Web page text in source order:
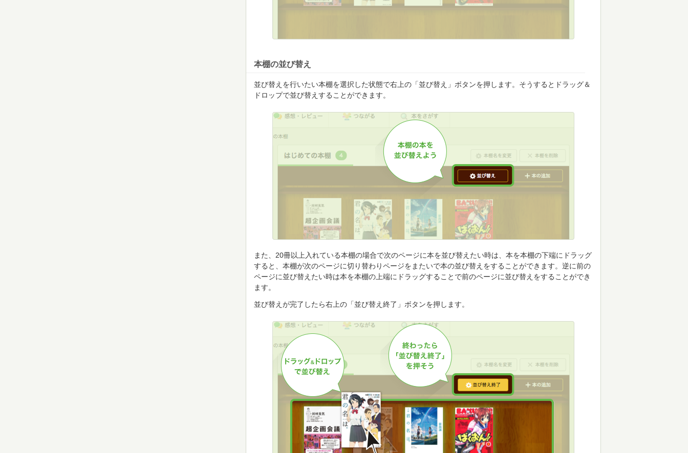
本棚の並び替え
並び替えを行いたい本棚を選択した状態で右上の「並び替え」ボタンを押します。そうするとドラッグ＆
ドロップで並び替えすることができます。
また、20冊以上入れている本棚の場合で次のページに本を並び替えたい時は、本を本棚の下端にドラッグ
すると、本棚が次のページに切り替わりページをまたいで本の並び替えをすることができます。逆に前の
ページに並び替えたい時は本を本棚の上端にドラッグすることで前のページに並び替えをすることができ
ます。
並び替えが完了したら右上の「並び替え終了」ボタンを押します。